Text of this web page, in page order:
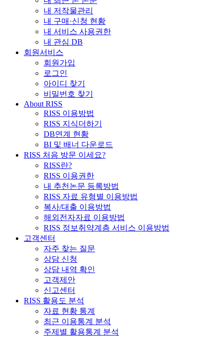
내 저작물관리
내 구매·신청 현황
내 서비스 사용권한
내 관심 DB
회원서비스
회원가입
로그인
아이디 찾기
비밀번호 찾기
About RISS
RISS 이용방법
RISS 지식더하기
DB연계 현황
BI 및 배너 다운로드
RISS 처음 방문 이세요?
RISS란?
RISS 이용권한
내 추천논문 등록방법
RISS 자료 유형별 이용방법
복사/대출 이용방법
해외전자자료 이용방법
RISS 정보취약계층 서비스 이용방법
고객센터
자주 찾는 질문
상담 신청
상담 내역 확인
고객제안
신고센터
RISS 활용도 분석
자료 현황 통계
최근 이용통계 분석
주제별 활용통계 분석